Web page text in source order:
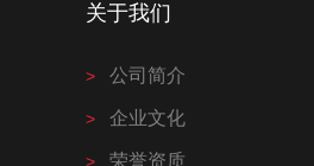
关于我们
公司简介
企业文化
荣誉资质